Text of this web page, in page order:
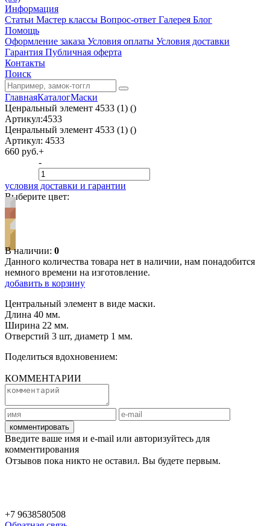
Информация
Статьи Мастер классы Вопрос-ответ Галерея Блог
Помощь
Оформление заказа Условия оплаты Условия доставки
Гарантия Публичная оферта
Контакты
Поиск
ГлавнаяКаталогМаски
Ценральный элемент 4533 (1) ()
Артикул:4533
Ценральный элемент 4533 (1) ()
Артикул: 4533
660 руб.+
-
условия доставки и гарантии
Выберите цвет:
В наличии: 0
Данного количества товара нет в наличии, нам понадобится
немного времени на изготовление.
добавить в корзину
Центральный элемент в виде маски.
Длина 40 мм.
Ширина 22 мм.
Отверстий 3 шт, диаметр 1 мм.
Поделиться вдохновением:
КОММЕНТАРИИ
комментировать
Введите ваше имя и e-mail или авторизуйтесь для
комментирования
Отзывов пока никто не оставил. Вы будете первым.
+7 9638580508